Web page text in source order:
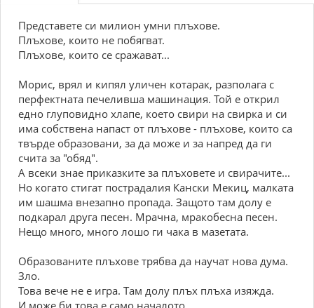
Представете си милион умни плъхове.
Плъхове, които не побягват.
Плъхове, които се сражават...
Морис, врял и кипял уличен котарак, разполага с
перфектната печеливша машинация. Той е открил
едно глуповидно хлапе, което свири на свирка и си
има собствена напаст от плъхове - плъхове, които са
твърде образовани, за да може и за напред да ги
счита за "обяд".
А всеки знае приказките за плъховете и свирачите...
Но когато стигат пострадалия Кански Мекиц, малката
им шашма внезапно пропада. Защото там долу е
подкарал друга песен. Мрачна, мракобесна песен.
Нещо много, много лошо ги чака в мазетата.
Образованите плъхове трябва да научат нова дума.
Зло.
Това вече не е игра. Там долу плъх плъха изяжда.
И може би това е само началото...